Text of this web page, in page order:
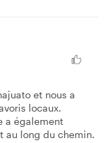
et nous a
locaux.
a également
au long du chemin.